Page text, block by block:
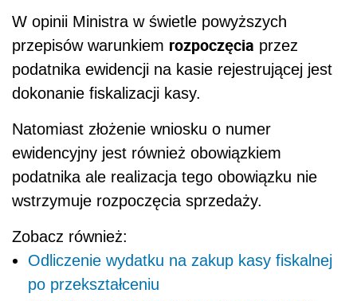
W opinii Ministra w świetle powyższych
przepisów warunkiem rozpoczęcia przez
podatnika ewidencji na kasie rejestrującej jest
dokonanie fiskalizacji kasy.
Natomiast złożenie wniosku o numer
ewidencyjny jest również obowiązkiem
podatnika ale realizacja tego obowiązku nie
wstrzymuje rozpoczęcia sprzedaży.
Zobacz również:
Odliczenie wydatku na zakup kasy fiskalnej
po przekształceniu